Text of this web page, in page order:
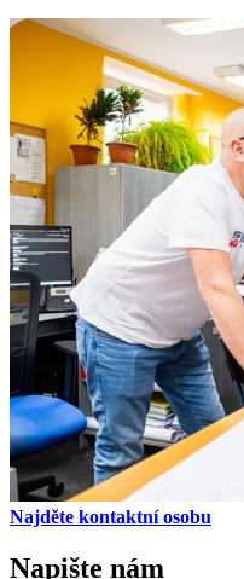
Najděte kontaktní osobu
Napište nám